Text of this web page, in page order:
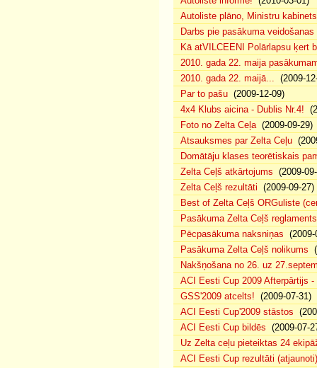
Autoliste plāno, Ministru
Darbs pie pasākuma
Kā atVILCEENI Polārlapsu ķert
2010. gada 22. maija
2010. gada 22. maijā... (2009-
Par to pašu (2009-12-09)
4x4 Klubs aicina - Dublis Nr.4!
Foto no Zelta Ceļa(2009-09-29)
Atsauksmes par Zelta Ceļu
Domātāju klases teorētiskais
Zelta Ceļš atkārtojums (2009-
Zelta Ceļš rezultāti (2009-09-27)
Best of Zelta Ceļš ORGuliste
Pasākuma Zelta Ceļš reglaments
Pēcpasākuma naksniņas (2009-
Pasākuma Zelta Ceļš nolikums
Nakšņošana no 26. uz
ACI Eesti Cup 2009 Afterpārtijs -
GSS'2009 atcelts! (2009-07-31)
ACI Eesti Cup'2009 stāstos
ACI Eesti Cup bildēs (2009-07-
Uz Zelta ceļu pieteiktas 24
ACI Eesti Cup rezultāti (atjaunoti)